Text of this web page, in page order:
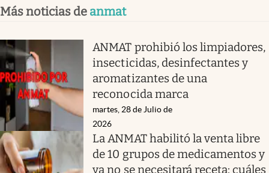
Más noticias de anmat
ANMAT prohibió los limpiadores,
insecticidas, desinfectantes y
aromatizantes de una
reconocida marca
martes, 28 de Julio de
2026
La ANMAT habilitó la venta libre
de 10 grupos de medicamentos y
ya no se necesitará receta: cuáles